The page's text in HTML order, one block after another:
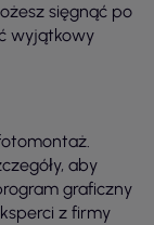
sięgnąć po
wyjątkowy
aby
graficzny
z firmy